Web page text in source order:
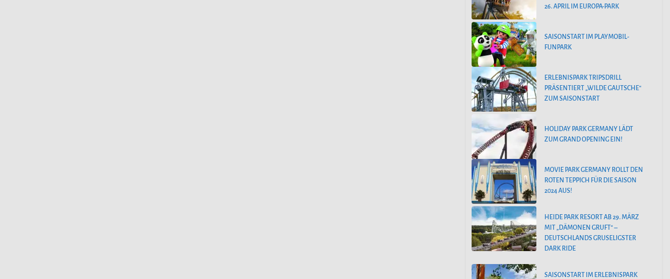
26. APRIL IM EUROPA-PARK
SAISONSTART IM PLAYMOBIL-
FUNPARK
ERLEBNISPARK TRIPSDRILL
PRÄSENTIERT „WILDE GAUTSCHE“
ZUM SAISONSTART
HOLIDAY PARK GERMANY LÄDT
ZUM GRAND OPENING EIN!
MOVIE PARK GERMANY ROLLT DEN
ROTEN TEPPICH FÜR DIE SAISON
2024 AUS!
HEIDE PARK RESORT AB 29. MÄRZ
MIT „DÄMONEN GRUFT“ –
DEUTSCHLANDS GRUSELIGSTER
DARK RIDE
SAISONSTART IM ERLEBNISPARK